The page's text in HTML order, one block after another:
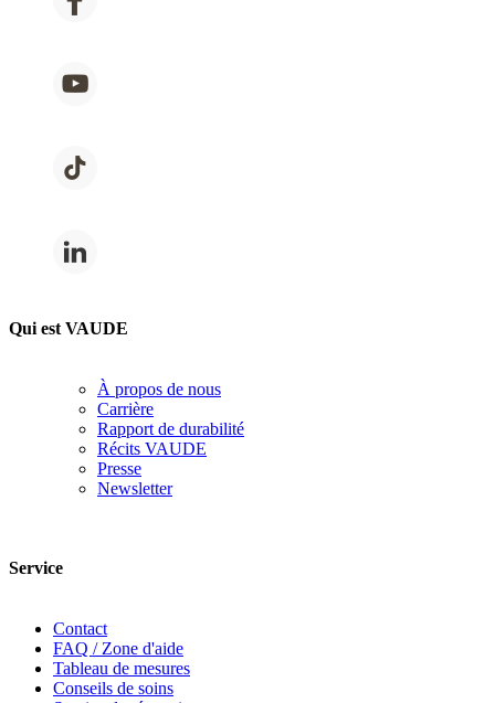
Qui est VAUDE
À propos de nous
Carrière
Rapport de durabilité
Récits VAUDE
Presse
Newsletter
Service
Contact
FAQ / Zone d'aide
Tableau de mesures
Conseils de soins